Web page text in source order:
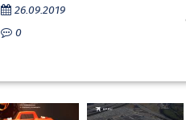
26.09.2019
0